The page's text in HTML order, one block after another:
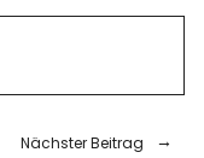
Nächster Beitrag